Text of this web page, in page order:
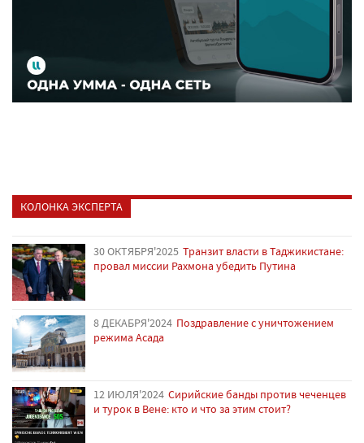
КОЛОНКА ЭКСПЕРТА
30 ОКТЯБРЯ'2025 Транзит власти в Таджикистане:
провал миссии Рахмона убедить Путина
8 ДЕКАБРЯ'2024 Поздравление с уничтожением
режима Асада
12 ИЮЛЯ'2024 Сирийские банды против чеченцев
и турок в Вене: кто и что за этим стоит?